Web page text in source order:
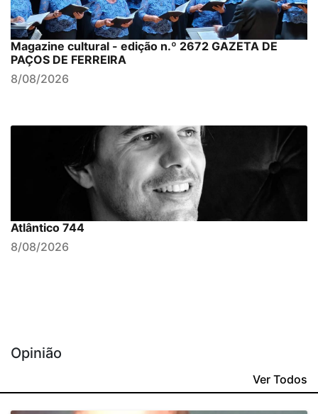
Magazine cultural - edição n.º 2672 GAZETA DE
PAÇOS DE FERREIRA
8/08/2026
Atlântico 744
8/08/2026
Opinião
Ver Todos